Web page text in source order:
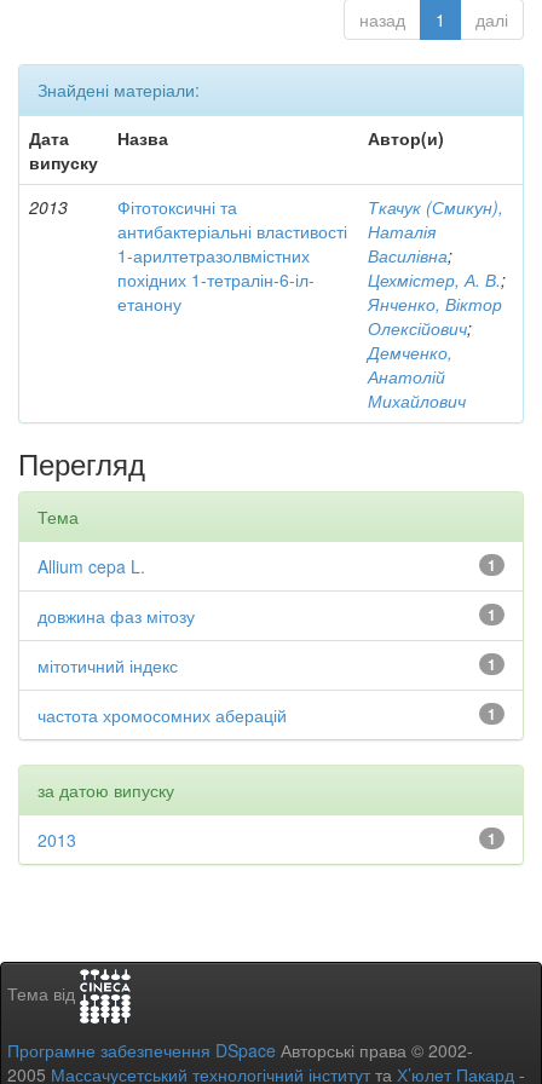
назад 1 далі
Знайдені матеріали:
Дата
випуску
Назва Автор(и)
2013
Фітотоксичні та
антибактеріальні властивості
1-арилтетразолвмістних
похідних 1-тетралін-6-іл-
етанону
Ткачук (Смикун),
Наталія
Василівна;
Цехмістер, А. В.;
Янченко, Віктор
Олексійович;
Демченко,
Анатолій
Михайлович
Перегляд
Тема
1
Allium cepa L.
1
довжина фаз мітозу
1
мітотичний індекс
1
частота хромосомних аберацій
за датою випуску
1
2013
Тема від
Програмне забезпечення DSpace Авторські права © 2002-
2005 Массачусетський технологічний інститутта Х’юлет Пакард -